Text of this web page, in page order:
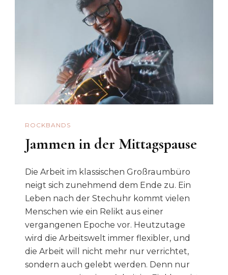
ROCKBANDS
Jammen in der Mittagspause
Die Arbeit im klassischen Großraumbüro
neigt sich zunehmend dem Ende zu. Ein
Leben nach der Stechuhr kommt vielen
Menschen wie ein Relikt aus einer
vergangenen Epoche vor. Heutzutage
wird die Arbeitswelt immer flexibler, und
die Arbeit will nicht mehr nur verrichtet,
sondern auch gelebt werden. Denn nur